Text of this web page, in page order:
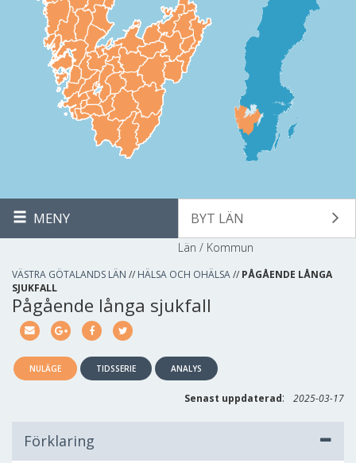
MENY BYT LÄN
Län / Kommun
VÄSTRA GÖTALANDS LÄN // HÄLSA OCH OHÄLSA// PÅGÅENDE LÅNGA
SJUKFALL
Pågående långa sjukfall
NULÄGE TIDSSERIE ANALYS
Senast uppdaterad: 2025-03-17
Förklaring